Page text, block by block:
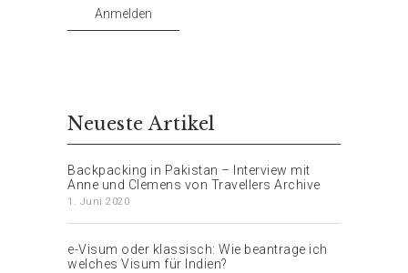
Adresse
Anmelden
Neueste Artikel
Backpacking in Pakistan – Interview mit
Anne und Clemens von Travellers Archive
1. Juni 2020
e-Visum oder klassisch: Wie beantrage ich
welches Visum für Indien?